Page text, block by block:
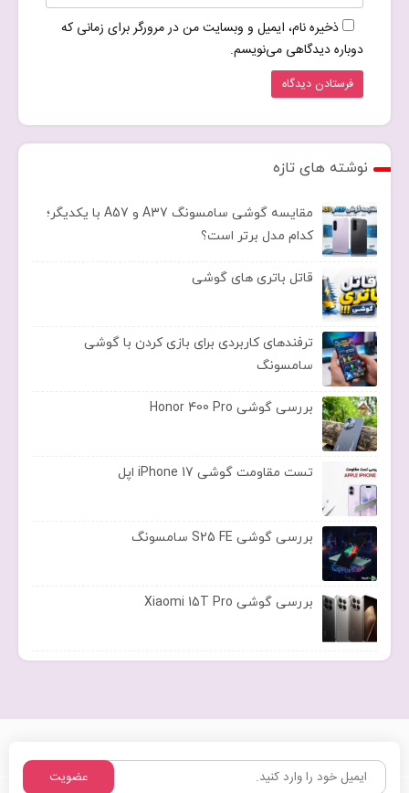
ذخیره نام، ایمیل و وبسایت من در مرورگر برای زمانی که
دوباره دیدگاهی می‌نویسم.
نوشته های تازه
مقایسه گوشی سامسونگ A37 و A57 با یکدیگر؛
کدام مدل برتر است؟
قاتل باتری های گوشی
ترفندهای کاربردی برای بازی کردن با گوشی
سامسونگ
بررسی گوشی Honor 400 Pro
تست مقاومت گوشی iPhone 17 اپل
بررسی گوشی S25 FE سامسونگ
بررسی گوشی Xiaomi 15T Pro
عضویت